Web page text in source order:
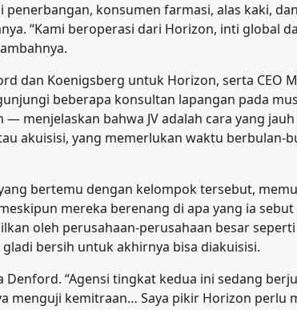
konsumen farmasi, alas kaki,
“Kami beroperasi dari Horizon, inti global
dan Koenigsberg untuk Horizon, serta CEO
beberapa konsultan lapangan pada
menjelaskan bahwa JV adalah cara yang
akuisisi, yang memerlukan waktu berbulan-
bertemu dengan kelompok tersebut,
mereka berenang di apa yang ia sebut
oleh perusahaan-perusahaan besar seperti
bersih untuk akhirnya bisa diakuisisi.
Denford. “Agensi tingkat kedua ini sedang
menguji kemitraan… Saya pikir Horizon perlu